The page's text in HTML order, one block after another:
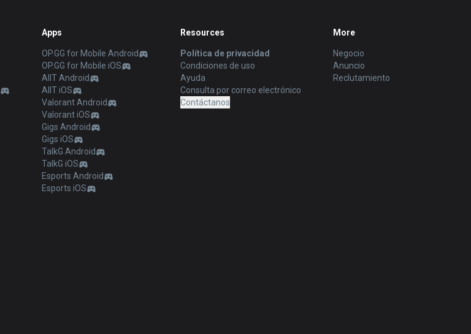
Apps
OP.GG for Mobile Android
OP.GG for Mobile iOS
AllT Android
AllT iOS
Valorant Android
Valorant iOS
Gigs Android
Gigs iOS
TalkG Android
TalkG iOS
Esports Android
Esports iOS
Resources
Política de privacidad
Condiciones de uso
Ayuda
Consulta por correo electrónico
Contáctanos
More
Negocio
Anuncio
Reclutamiento